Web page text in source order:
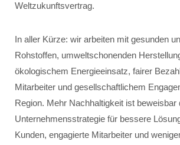
Weltzukunftsvertrag.
In aller Kürze: wir arbeiten mit gesunden
Rohstoffen, umweltschonenden
ökologischem Energieeinsatz, fairer
Mitarbeiter und gesellschaftlichem
Region. Mehr Nachhaltigkeit ist beweisbar
Unternehmensstrategie für bessere
Kunden, engagierte Mitarbeiter und